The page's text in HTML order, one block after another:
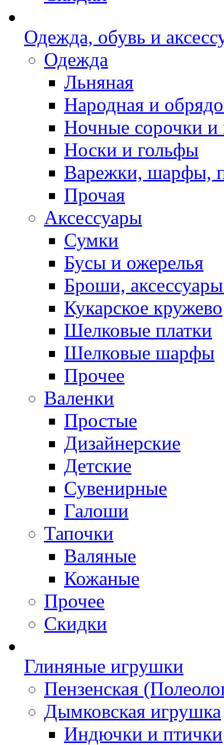
Одежда, обувь и
Одежда
Льняная
Народная и
Ночные сорочки
Носки и гольфы
Варежки, шарфы,
Прочая
Аксессуары
Сумки
Бусы и ожерелья
Броши,
Кукарское кружево
Шелковые платки
Шелковые шарфы
Прочее
Валенки
Простые
Дизайнерские
Детские
Сувенирные
Галоши
Тапочки
Валяные
Кожаные
Прочее
Скидки
Глиняные игрушки
Пензенская
Дымковская игрушка
Индючки и птички